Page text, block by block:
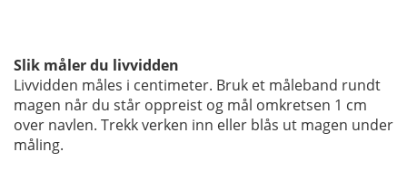
Slik måler du livvidden
Livvidden måles i centimeter. Bruk et måleband rundt
magen når du står oppreist og mål omkretsen 1 cm
over navlen. Trekk verken inn eller blås ut magen under
måling.